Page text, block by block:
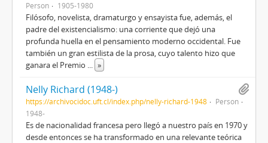
Person
1905-1980
Filósofo, novelista, dramaturgo y ensayista fue, además, el
padre del existencialismo: una corriente que dejó una
profunda huella en el pensamiento moderno occidental. Fue
también un gran estilista de la prosa, cuyo talento hizo que
ganara el Premio ... »
Nelly Richard (1948-)
https://archivocidoc.uft.cl/index.php/nelly-richard-1948
Person
1948-
Es de nacionalidad francesa pero llegó a nuestro país en 1970 y
desde entonces se ha transformado en una relevante teórica